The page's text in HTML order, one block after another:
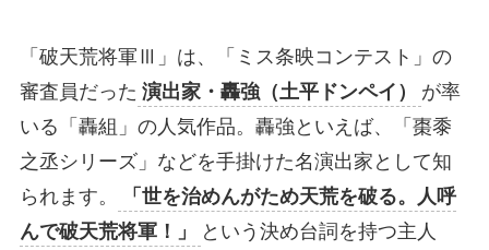
「破天荒将軍Ⅲ」は、「ミス条映コンテスト」の
審査員だった 演出家・轟強（土平ドンペイ）
が率
いる「轟組」の人気作品。轟強といえば、「棗黍
之丞シリーズ」などを手掛けた名演出家として知
られます。
「世を治めんがため天荒を破る。人呼
んで破天荒将軍！」
という決め台詞を持つ主人